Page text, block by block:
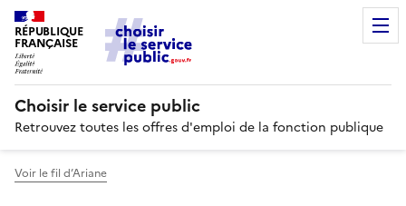
RÉPUBLIQUE
FRANÇAISE
Choisir le service public
Retrouvez toutes les offres d'emploi de la fonction publique
Voir le fil d’Ariane